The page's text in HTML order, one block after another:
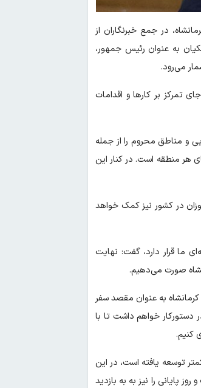
استان کرمانشاه، در جمع خبرنگاران از
به عنوان رئیس جمهور،
تمرکز بر کارها و اقدامات
و مناطق محروم را از جمله
هر منطقه است. در کنار این
در کشور نیز کمک خواهد
ما قرار دارد، گفت: نهایت
صورت می‌دهیم.
کرمانشاه به عنوان مقصد سفر
دستورکار خواهم داشت تا با
کنیم.
توسعه یافته است، در این
پایانی را نیز به به بازدید